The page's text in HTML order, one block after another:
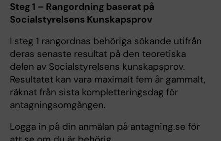
Steg 1 – Rangordning baserat på
Socialstyrelsens Kunskapsprov
I steg 1 rangordnas behöriga sökande utifrån
deras senaste resultat på den teoretiska
delen av Socialstyrelsens kunskapsprov.
Resultatet kan vara maximalt fem år gammalt,
räknat från sista kompletteringsdag för
antagningsomgången.
Logga in på din anmälan på antagning.se för